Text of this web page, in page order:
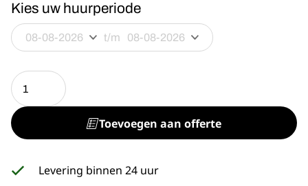
Kies uw huurperiode
t/m
Nimble
Storage
CS1000H
aantal
Toevoegen aan offerte
Levering binnen 24 uur